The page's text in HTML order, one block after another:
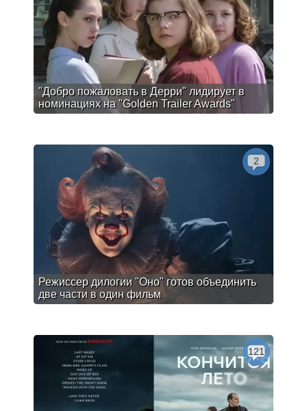
"Добро пожаловать в Дерри" лидирует в
номинациях на "Golden Trailer Awards"
Режиссер дилогии "Оно" готов объединить
две части в один фильм
2
121